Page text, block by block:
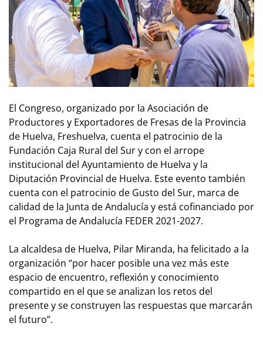
El Congreso, organizado por la Asociación de
Productores y Exportadores de Fresas de la Provincia
de Huelva, Freshuelva, cuenta el patrocinio de la
Fundación Caja Rural del Sur y con el arrope
institucional del Ayuntamiento de Huelva y la
Diputación Provincial de Huelva. Este evento también
cuenta con el patrocinio de Gusto del Sur, marca de
calidad de la Junta de Andalucía y está cofinanciado por
el Programa de Andalucía FEDER 2021-2027.
La alcaldesa de Huelva, Pilar Miranda, ha felicitado a la
organización “por hacer posible una vez más este
espacio de encuentro, reflexión y conocimiento
compartido en el que se analizan los retos del
presente y se construyen las respuestas que marcarán
el futuro”.